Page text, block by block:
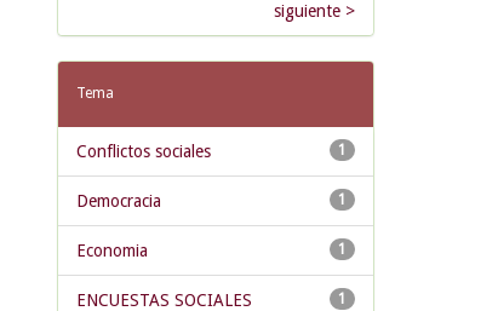
siguiente >
Tema
1
Conflictos sociales
1
Democracia
1
Economia
1
ENCUESTAS SOCIALES